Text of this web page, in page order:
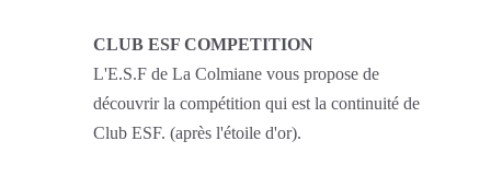
CLUB ESF COMPETITION
L'E.S.F de La Colmiane vous propose de
découvrir la compétition qui est la continuité de
Club ESF. (après l'étoile d'or).